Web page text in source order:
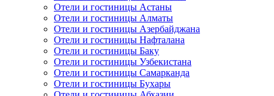
Отели и гостиницы Астаны
Отели и гостиницы Алматы
Отели и гостиницы Азербайджана
Отели и гостиницы Нафталана
Отели и гостиницы Баку
Отели и гостиницы Узбекистана
Отели и гостиницы Самарканда
Отели и гостиницы Бухары